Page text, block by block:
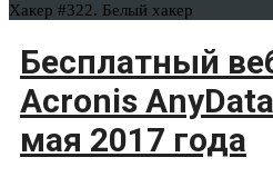
Хакер #322. Белый хакер
Бесплатный
Acronis
мая 2017 года